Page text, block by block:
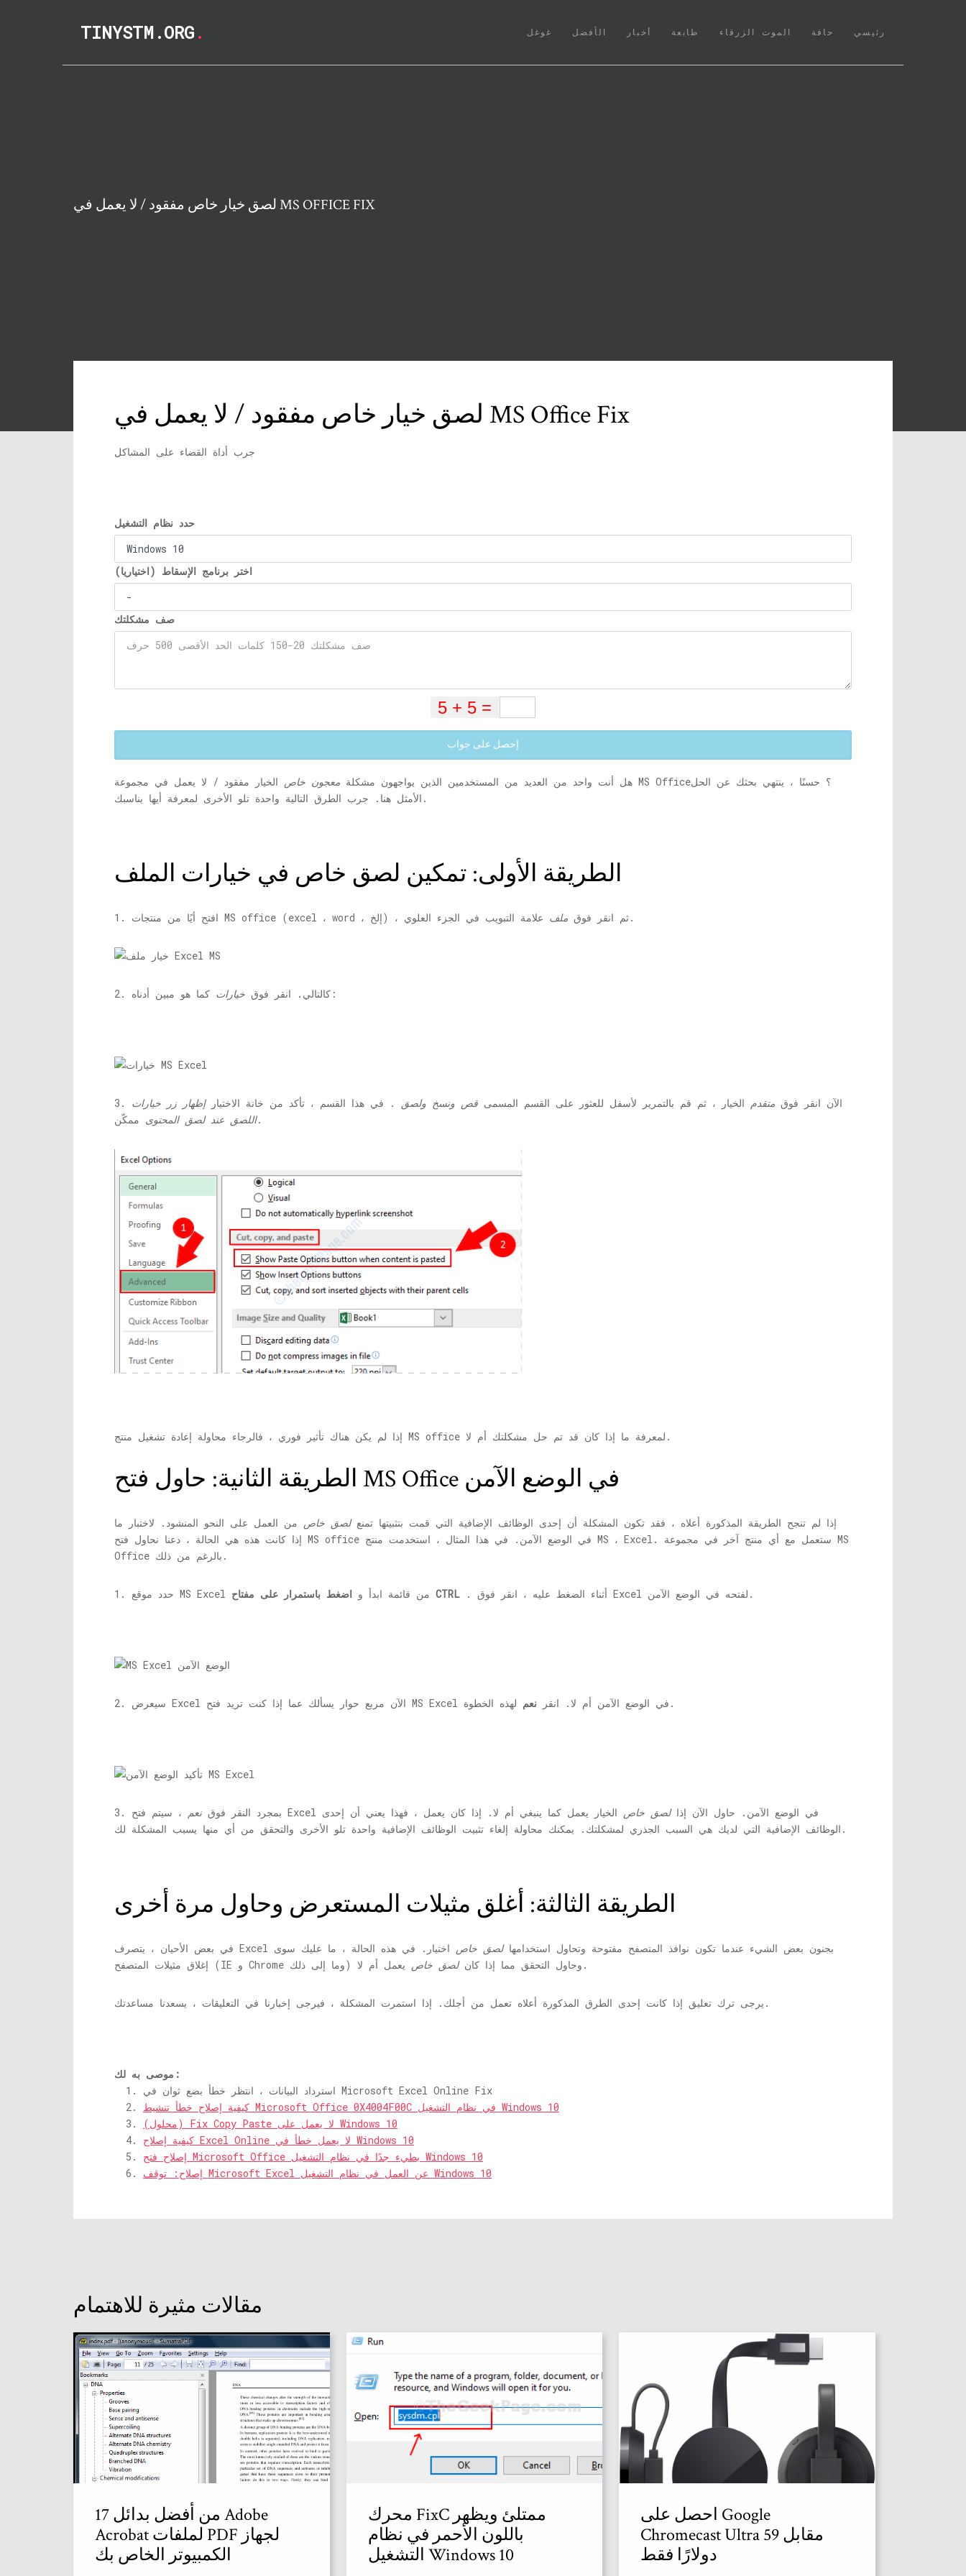
TINYSTM.ORG. رئيسي
(CURRENT) حافة الموت الزرقاء طابعة أخبار الأفضل غوغل
لصق خيار خاص مفقود / لا يعمل في MS OFFICE FIX
لصق خيار خاص مفقود / لا يعمل في MS Office Fix
جرب أداة القضاء على المشاكل
حدد نظام التشغيل
اختر برنامج الإسقاط (اختياريا)
صف مشكلتك
إحصل على جواب
هل أنت واحد من العديد من المستخدمين الذين يواجهون مشكلة معجون خاص الخيار مفقود / لا يعمل في مجموعة MS Office؟ حسنًا ، ينتهي بحثك عن الحل
الأمثل هنا. جرب الطرق التالية واحدة تلو الأخرى لمعرفة أيها يناسبك.
الطريقة الأولى: تمكين لصق خاص في خيارات الملف
1. افتح أيًا من منتجات MS office (excel ، word ، إلخ) ، ثم انقر فوق ملف علامة التبويب في الجزء العلوي.
2. كالتالي. انقر فوق خيارات كما هو مبين أدناه:
3. الآن انقر فوق متقدم الخيار ، ثم قم بالتمرير لأسفل للعثور على القسم المسمى قص ونسخ ولصق . في هذا القسم ، تأكد من خانة الاختيارإظهار زر خيارات
اللصق عند لصق المحتوىممكّن.
إذا لم يكن هناك تأثير فوري ، فالرجاء محاولة إعادة تشغيل منتج MS office لمعرفة ما إذا كان قد تم حل مشكلتك أم لا.
الطريقة الثانية: حاول فتح MS Office في الوضع الآمن
إذا لم تنجح الطريقة المذكورة أعلاه ، فقد تكون المشكلة أن إحدى الوظائف الإضافية التي قمت بتثبيتها تمنعلصق خاص من العمل على النحو المنشود. لاختبار ما
إذا كانت هذه هي الحالة ، دعنا نحاول فتح MS office في الوضع الآمن. في هذا المثال ، استخدمت منتج MS ، Excel. ستعمل مع أي منتج آخر في مجموعة MS
Office بالرغم من ذلك.
1. حدد موقع MS Excel من قائمة ابدأ و اضغط باستمرار على مفتاح CTRL . أثناء الضغط عليه ، انقر فوق Excel لفتحه في الوضع الآمن.
2. سيعرض Excel الآن مربع حوار يسألك عما إذا كنت تريد فتح MS Excel في الوضع الآمن أم لا. انقر نعم لهذه الخطوة.
3. بمجرد النقر فوق نعم ، سيتم فتح Excel في الوضع الآمن. حاول الآن إذالصق خاص الخيار يعمل كما ينبغي أم لا. إذا كان يعمل ، فهذا يعني أن إحدى
الوظائف الإضافية التي لديك هي السبب الجذري لمشكلتك. يمكنك محاولة إلغاء تثبيت الوظائف الإضافية واحدة تلو الأخرى والتحقق من أي منها يسبب المشكلة لك.
الطريقة الثالثة: أغلق مثيلات المستعرض وحاول مرة أخرى
في بعض الأحيان ، يتصرف Excel بجنون بعض الشيء عندما تكون نوافذ المتصفح مفتوحة وتحاول استخدامهالصق خاص اختيار. في هذه الحالة ، ما عليك سوى
إغلاق مثيلات المتصفح (IE و Chrome وما إلى ذلك) وحاول التحقق مما إذا كانلصق خاص يعمل أم لا.
يرجى ترك تعليق إذا كانت إحدى الطرق المذكورة أعلاه تعمل من أجلك. إذا استمرت المشكلة ، فيرجى إخبارنا في التعليقات ، يسعدنا مساعدتك.
موصى به لك:
استرداد البيانات ، انتظر خطأ بضع ثوان في Microsoft Excel Online Fix
كيفية إصلاح خطأ تنشيط Microsoft Office 0X4004F00C في نظام التشغيل Windows 10
(محلول) Fix Copy Paste لا يعمل على Windows 10
كيفية إصلاح Excel Online لا يعمل خطأ في Windows 10
إصلاح فتح Microsoft Office بطيء جدًا في نظام التشغيل Windows 10
إصلاح: توقف Microsoft Excel عن العمل في نظام التشغيل Windows 10
مقالات مثيرة للاهتمام
17 من أفضل بدائل Adobe
Acrobat لملفات PDF لجهاز
الكمبيوتر الخاص بك
محرك FixC ممتلئ ويظهر
باللون الأحمر في نظام
التشغيل Windows 10
احصل على Google
Chromecast Ultra مقابل 59
دولارًا فقط